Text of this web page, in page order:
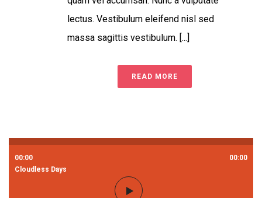
lectus. Vestibulum eleifend nisl sed
massa sagittis vestibulum. [...]
READ MORE
00:00
00:00
Cloudless Days